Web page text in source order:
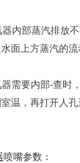
内部蒸汽排放
面上方蒸汽的流
需要内部-查时
温，再打开人孔
喷嘴参数：